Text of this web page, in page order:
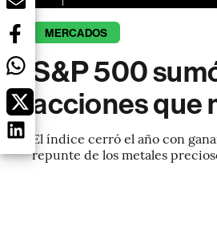
MERCADOS
S&P 500
acciones que
El índice cerró el año con
repunte de los metales